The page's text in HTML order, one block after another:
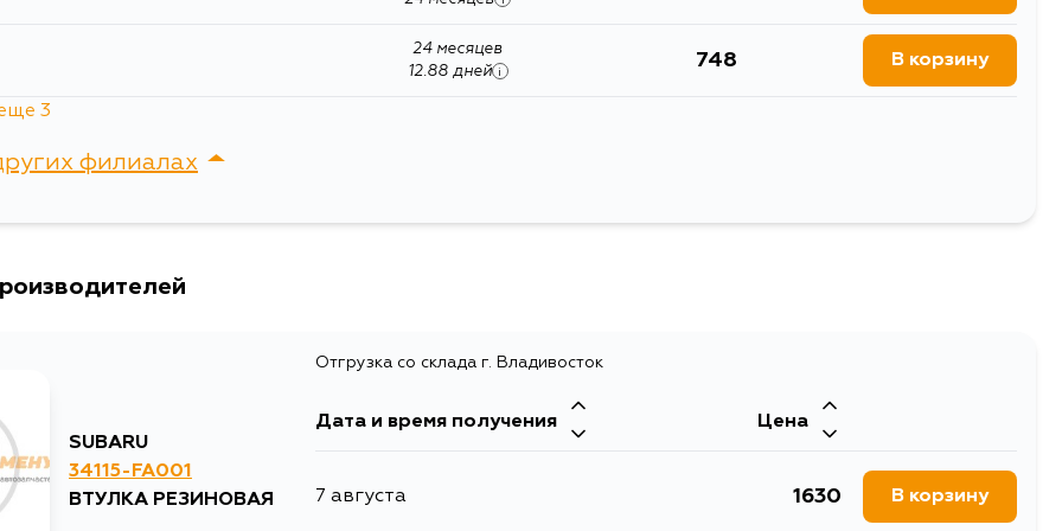
24 месяцев
12.88 дней
i
748 В корзину
3
филиалах
SUBARU
34115-FA001
ВТУЛКА РЕЗИНОВАЯ
Отгрузка со склада г. Владивосток
Дата и время получения Цена
7 августа 1630 В корзину